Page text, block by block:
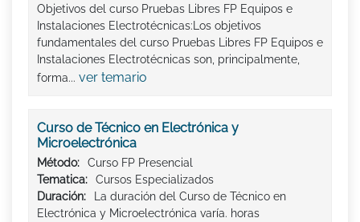
Objetivos del curso Pruebas Libres FP Equipos e
Instalaciones Electrotécnicas:Los objetivos
fundamentales del curso Pruebas Libres FP Equipos e
Instalaciones Electrotécnicas son, principalmente,
forma... ver temario
Curso de Técnico en Electrónica y
Microelectrónica
Método:
Curso FP Presencial
Tematica:
Cursos Especializados
Duración:
La duración del Curso de Técnico en
Electrónica y Microelectrónica varía. horas